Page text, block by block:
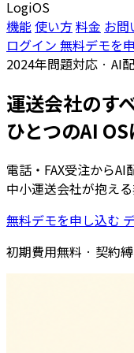
LogiOS
機能使い方料金 お問
ログイン 無料デモを
2024年問題対応 · AI
運送会社のす
ひとつのAI OS
電話・FAX受注からAI
中小運送会社が抱え
無料デモを申し込む
初期費用無料 · 契約